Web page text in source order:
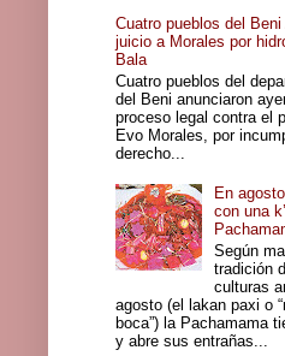
Cuatro pueblos del
juicio a Morales por
Bala
Cuatro pueblos del
del Beni anunciaron
proceso legal contra el
Evo Morales, por
derecho...
En
con una
Según
tradición
culturas
agosto (el lakan paxi o
boca”) la Pachamama
y abre sus entrañas...